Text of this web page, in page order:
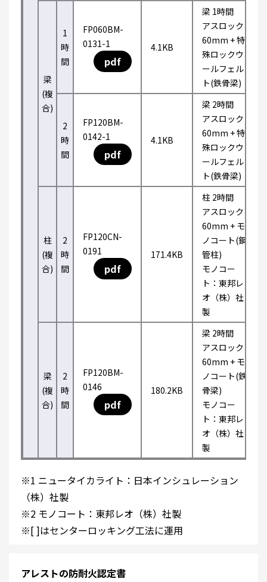
梁
(複
合)
1
時
間
FP060BM-
0131-1
pdf
4.1KB
梁 1時間
アスロック
60mm + 特
殊ロックウ
ールフェル
ト(鉄骨梁)
2
時
間
FP120BM-
0142-1
pdf
4.1KB
梁 2時間
アスロック
60mm + 特
殊ロックウ
ールフェル
ト(鉄骨梁)
柱
(複
合)
2
時
間
FP120CN-
0191
pdf
171.4KB
柱 2時間
アスロック
60mm + モ
ノコート(鋼
管柱)
モノコー
ト：東邦レ
オ（株）社
製
梁
(複
合)
2
時
間
FP120BM-
0146
pdf
180.2KB
梁 2時間
アスロック
60mm + モ
ノコート(鉄
骨梁)
モノコー
ト：東邦レ
オ（株）社
製
※1 ニュータイカライト：日本インシュレーション
（株）社製
※2 モノコート：東邦レオ（株）社製
※[ ]はセンターロッキング工法に運用
アレストの防耐火認定書